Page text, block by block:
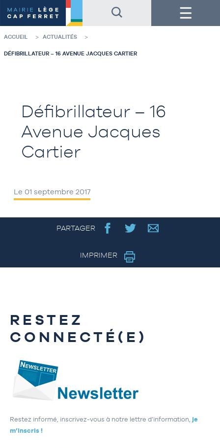
au
contenu
de
la
au
pied
de
page
Menu
ACCUEIL ACTUALITÉS
DÉFIBRILLATEUR – 16 AVENUE JACQUES CARTIER
Défibrillateur – 16
Avenue Jacques
Cartier
Le 01 septembre 2017
PARTAGER
IMPRIMER
RESTEZ
CONNECTÉ(E)
Restez informé, inscrivez-vous à notre lettre d’information, je
m’inscris !